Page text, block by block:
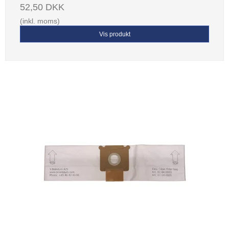
52,50 DKK
(inkl. moms)
Vis produkt